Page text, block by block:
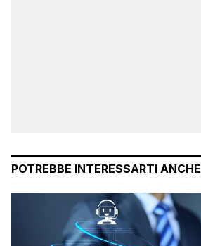
POTREBBE INTERESSARTI ANCHE